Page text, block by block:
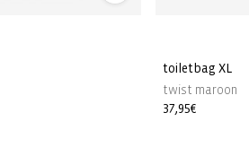
toiletbag XL
twist maroon
Prix
37,95€